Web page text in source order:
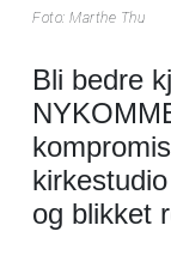
Foto: Marthe Thu
Bli bedre
og blikket